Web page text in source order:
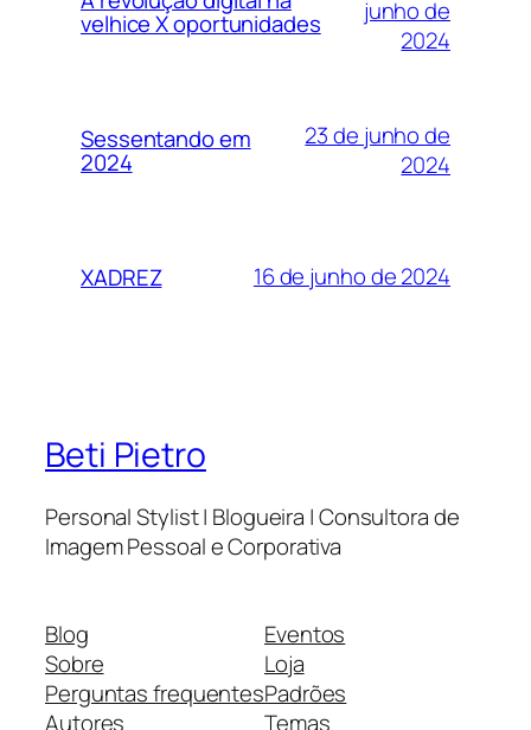
velhice X oportunidades
junho de
2024
Sessentando em
2024
23 de junho de
2024
XADREZ 16 de junho de 2024
Beti Pietro
Personal Stylist | Blogueira | Consultora de
Imagem Pessoal e Corporativa
Blog
Sobre
Perguntas frequentes
Autores
Eventos
Loja
Padrões
Temas